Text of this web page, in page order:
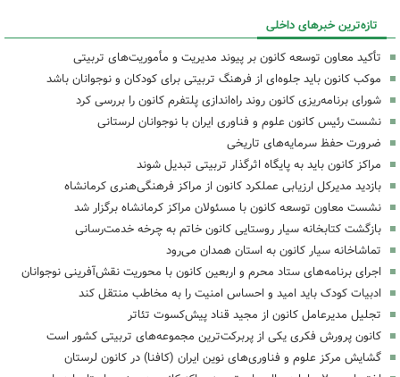
تازه‌ترین خبرهای داخلی
تأکید معاون توسعه کانون بر پیوند مدیریت و مأموریت‌های تربیتی
موکب کانون باید جلوه‌ای از فرهنگ تربیتی برای کودکان و نوجوانان باشد
شورای برنامه‌ریزی کانون روند راه‌اندازی پلتفرم کانون را بررسی کرد
نشست رئیس کانون علوم و فناوری ایران با نوجوانان لرستانی
ضرورت حفظ سرمایه‌های تاریخی
مراکز کانون باید به پایگاه اثرگذار تربیتی تبدیل شوند
بازدید مدیرکل ارزیابی عملکرد کانون از مراکز فرهنگی‌هنری کرمانشاه
نشست معاون توسعه کانون با مسئولان مراکز کرمانشاه برگزار شد
بازگشت کتابخانه سیار روستایی کانون خاتم به چرخه خدمت‌رسانی
تماشاخانه سیار کانون به استان همدان می‌رود
اجرای برنامه‌های ستاد محرم و اربعین کانون با محوریت نقش‌آفرینی نوجوانان
ادبیات کودک باید امید و احساس امنیت را به مخاطب منتقل کند
تجلیل مدیرعامل کانون از مجید قناد پیش‌کسوت تئاتر
کانون پرورش فکری یکی از پربرکت‌ترین مجموعه‌های تربیتی کشور است
گشایش مرکز علوم و فناوری‌های نوین ایران (کافنا) در کانون لرستان